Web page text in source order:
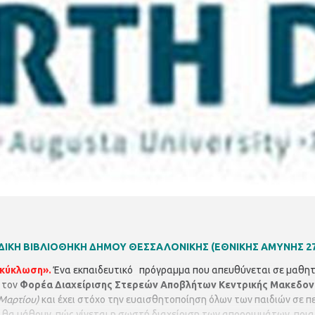
ΒΙΒΛΙΟΘΗΚΗ ΔΗΜΟΥ ΘΕΣΣΑΛΟΝΙΚΗΣ (ΕΘΝΙΚΗΣ ΑΜΥΝΗΣ
Ένα εκπαιδευτικό πρόγραμμα που απευθύνεται σε
Φορέα Διαχείρισης Στερεών Αποβλήτων Κεντρικής
και έχει στόχο την ευαισθητοποίηση όλων των παιδιών σε